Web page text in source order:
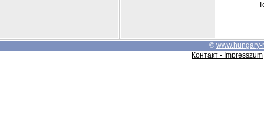
© www.hungary-
Контакт - Impresszum